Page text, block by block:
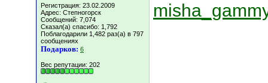
Регистрация: 23.02.2009
Адрес: Степногорск
Сообщений: 7,074
Сказал(а) спасибо: 1,792
Поблагодарили 1,482 раз(а) в 797
сообщениях
Подарков: 6
Вес репутации: 202